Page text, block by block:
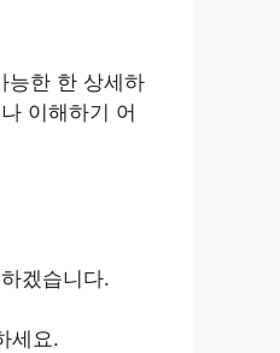
능한 한 상세하
이해하기 어
겠습니다.
세요.